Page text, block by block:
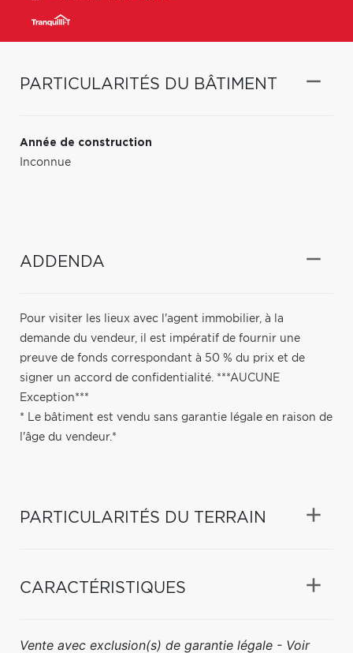
PARTICULARITÉS DU BÂTIMENT
Année de construction
Inconnue
ADDENDA
Pour visiter les lieux avec l'agent immobilier, à la
demande du vendeur, il est impératif de fournir une
preuve de fonds correspondant à 50 % du prix et de
signer un accord de confidentialité. ***AUCUNE
Exception***
* Le bâtiment est vendu sans garantie légale en raison de
l'âge du vendeur.*
PARTICULARITÉS DU TERRAIN
CARACTÉRISTIQUES
Vente avec exclusion(s) de garantie légale - Voir